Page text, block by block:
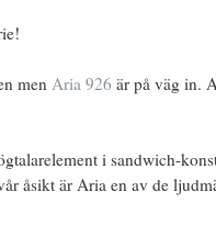
menAria 926 är på väg in.
i sandwich-
åsikt är Aria en av de